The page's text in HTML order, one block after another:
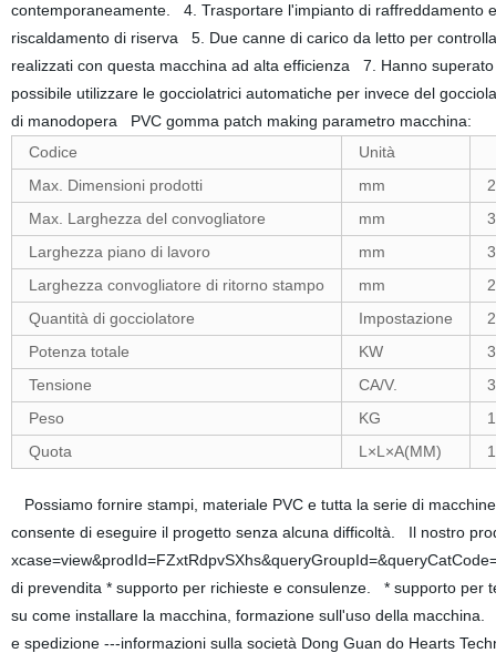
contemporaneamente. 4. Trasportare l'impianto di raffreddamento
riscaldamento di riserva 5. Due canne di carico da letto per
realizzati con questa macchina ad alta efficienza 7. Hanno
possibile utilizzare le gocciolatrici automatiche per invece del
di manodopera PVC gomma patch making parametro macchina:
Codice
Unità
Max. Dimensioni prodotti
mm
Max. Larghezza del convogliatore
mm
Larghezza piano di lavoro
mm
Larghezza convogliatore di ritorno stampo
mm
Quantità di gocciolatore
Impostazione
Potenza totale
KW
Tensione
CA/V.
Peso
KG
Quota
L×L×A(MM)
Possiamo fornire stampi, materiale PVC e tutta la serie di
consente di eseguire il progetto senza alcuna difficoltà. Il nostro
di prevendita * supporto per richieste e consulenze. * supporto per
su come installare la macchina, formazione sull'uso della
e spedizione ---informazioni sulla società Dong Guan do Hearts